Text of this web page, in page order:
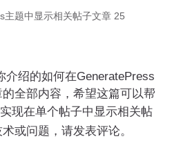
主题中显示相关帖子文章 25
绍的如何在GeneratePress
全部内容，希望这篇可以帮
现在单个帖子中显示相关帖
或问题，请发表评论。